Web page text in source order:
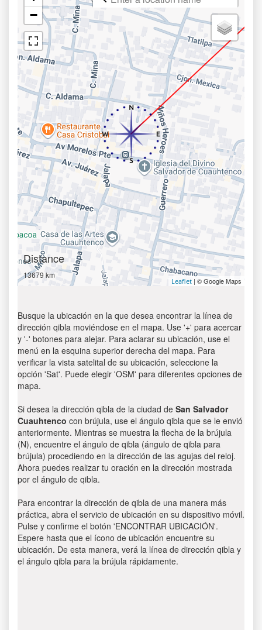
−
Distance
13679 km
Leaflet | © Google Maps
Busque la ubicación en la que desea encontrar la línea de
dirección qibla moviéndose en el mapa. Use '+' para acercar
y '-' botones para alejar. Para aclarar su ubicación, use el
menú en la esquina superior derecha del mapa. Para
verificar la vista satelital de su ubicación, seleccione la
opción 'Sat'. Puede elegir 'OSM' para diferentes opciones de
mapa.
Si desea la dirección qibla de la ciudad de San Salvador
Cuauhtenco con brújula, use el ángulo qibla que se le envió
anteriormente. Mientras se muestra la flecha de la brújula
(N), encuentre el ángulo de qibla (ángulo de qibla para
brújula) procediendo en la dirección de las agujas del reloj.
Ahora puedes realizar tu oración en la dirección mostrada
por el ángulo de qibla.
Para encontrar la dirección de qibla de una manera más
práctica, abra el servicio de ubicación en su dispositivo móvil.
Pulse y confirme el botón 'ENCONTRAR UBICACIÓN'.
Espere hasta que el ícono de ubicación encuentre su
ubicación. De esta manera, verá la línea de dirección qibla y
el ángulo qibla para la brújula rápidamente.